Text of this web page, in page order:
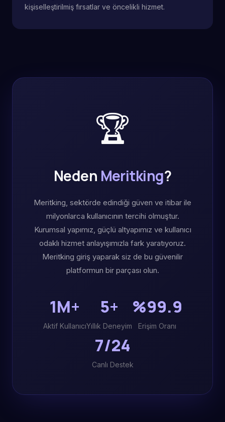
kişiselleştirilmiş fırsatlar ve öncelikli hizmet.
🏆
Neden Meritking?
Meritking, sektörde edindiği güven ve itibar ile
milyonlarca kullanıcının tercihi olmuştur.
Kurumsal yapımız, güçlü altyapımız ve kullanıcı
odaklı hizmet anlayışımızla fark yaratıyoruz.
Meritking giriş yaparak siz de bu güvenilir
platformun bir parçası olun.
1M+
Aktif Kullanıcı
5+
Yıllık Deneyim
%99.9
Erişim Oranı
7/24
Canlı Destek